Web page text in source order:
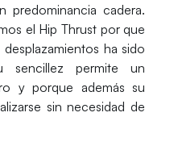
predominancia cadera.
el Hip Thrust por que
ha sido
sencillez permite un
y porque además su
sin necesidad de